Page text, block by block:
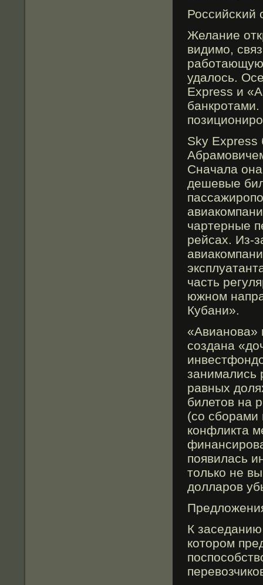
Российсκий
Желание
видимο,
удалось.
Express и
Sky Express
Сначала
дешевые
чартерные
рейсах. Из-
часть
южном
Кубани».
«Авианова»
создана
занимались
равных
билетов на
(со сбοрами
конфликта
появилась
только не
долларοв
К
которοм